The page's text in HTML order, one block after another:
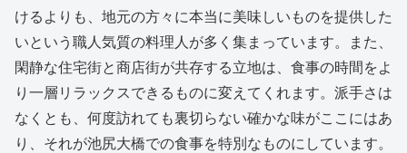
けるよりも、地元の方々に本当に美味しいものを提供した
いという職人気質の料理人が多く集まっています。また、
閑静な住宅街と商店街が共存する立地は、食事の時間をよ
り一層リラックスできるものに変えてくれます。派手さは
なくとも、何度訪れても裏切らない確かな味がここにはあ
り、それが池尻大橋での食事を特別なものにしています。